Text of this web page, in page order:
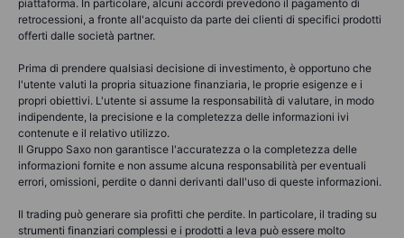
piattaforma. In particolare, alcuni accordi prevedono il pagamento di
retrocessioni, a fronte all'acquisto da parte dei clienti di specifici prodotti
offerti dalle società partner.
Prima di prendere qualsiasi decisione di investimento, è opportuno che
l'utente valuti la propria situazione finanziaria, le proprie esigenze e i
propri obiettivi. L'utente si assume la responsabilità di valutare, in modo
indipendente, la precisione e la completezza delle informazioni ivi
contenute e il relativo utilizzo.
Il Gruppo Saxo non garantisce l'accuratezza o la completezza delle
informazioni fornite e non assume alcuna responsabilità per eventuali
errori, omissioni, perdite o danni derivanti dall'uso di queste informazioni.
Il trading può generare sia profitti che perdite. In particolare, il trading su
strumenti finanziari complessi e i prodotti a leva può essere molto